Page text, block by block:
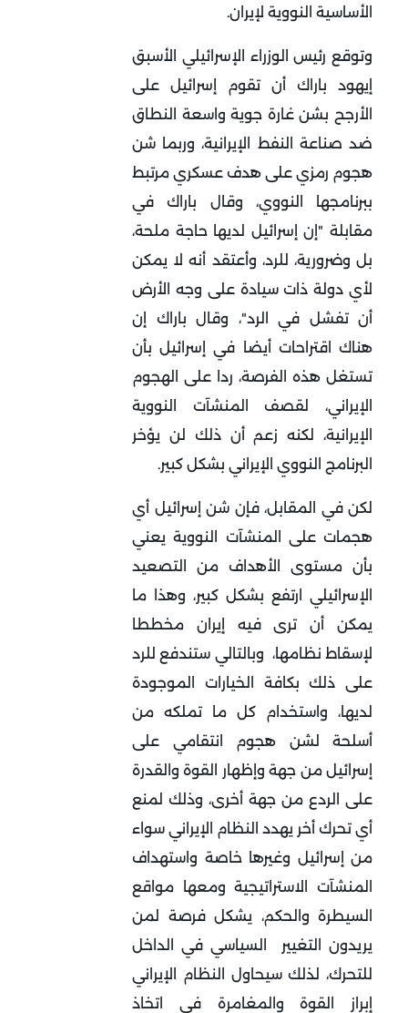
الأساسية النووية لإيران.
وتوقع رئيس الوزراء الإسرائيلي الأسبق
إيهود باراك أن تقوم إسرائيل على
الأرجح بشن غارة جوية واسعة النطاق
ضد صناعة النفط الإيرانية، وربما شن
هجوم رمزي على هدف عسكري مرتبط
ببرنامجها النووي، وقال باراك في
مقابلة "إن إسرائيل لديها حاجة ملحة،
بل وضرورية، للرد، وأعتقد أنه لا يمكن
لأي دولة ذات سيادة على وجه الأرض
أن تفشل في الرد"، وقال باراك إن
هناك اقتراحات أيضا في إسرائيل بأن
تستغل هذه الفرصة، ردا على الهجوم
الإيراني، لقصف المنشآت النووية
الإيرانية، لكنه زعم أن ذلك لن يؤخر
البرنامج النووي الإيراني بشكل كبير.
لكن في المقابل، فإن شن إسرائيل أي
هجمات على المنشآت النووية يعني
بأن مستوى الأهداف من التصعيد
الإسرائيلي ارتفع بشكل كبير، وهذا ما
يمكن أن ترى فيه إيران مخططا
لإسقاط نظامها، وبالتالي ستندفع للرد
على ذلك بكافة الخيارات الموجودة
لديها، واستخدام كل ما تملكه من
أسلحة لشن هجوم انتقامي على
إسرائيل من جهة وإظهار القوة والقدرة
على الردع من جهة أخرى، وذلك لمنع
أي تحرك أخر يهدد النظام الإيراني سواء
من إسرائيل وغيرها خاصة واستهداف
المنشآت الاستراتيجية ومعها مواقع
السيطرة والحكم، يشكل فرصة لمن
يريدون التغيير السياسي في الداخل
للتحرك، لذلك سيحاول النظام الإيراني
إبراز القوة والمغامرة في اتخاذ